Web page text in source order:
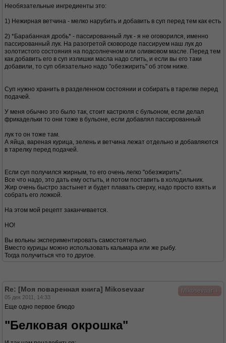
Необязательные ингредиенты это:
1) Нежирная ветчина - мелко нарубить и добавить в суп перед тем как есть
2) *Барабанная дробь* - пассированный лук - я не оговорился, именно
пассированный лук. На разогретой сковороде пассируем наш лук до
золотистого состояния на подсолнечном или оливковом масле. Перед тем
как добавить его в суп излишки масла надо слить, и если вы его таки
добавили, то суп обязательно надо "обезжирить" об этом ниже.
Суп нужно хранить в разделенном состоянии и собирать в тарелке перед
подачей.
У меня обычно это было так, стоит кастрюля с бульоном, если делал
фрикадельки то они тоже в бульоне, если добавлял пассированный
лук то он тоже там.
А яйца, вареная курица, зелень и ветчина лежат отдельно и добавляются
в тарелку перед подачей.
Если суп получился жирным, то его очень легко "обезжирить".
Все что надо, это дать ему остыть, и потом поставить в холодильник.
Жир очень быстро застынет и будет плавать сверху, надо просто взять и
собрать его ложкой.
На этом мой рецепт заканчивается.
НО!
Вы вольны экспериментировать самостоятельно.
Вместо курицы можно использовать кальмара или же рыбу.
Тогда получиться что то другое.
Mikosevaar
Re: [Моя поваренная книга] Mikosevaar
05 дек 2011, 14:33
Еще одно первое блюдо
"Белковая окрошка"